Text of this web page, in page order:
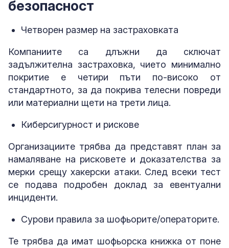
безопасност
Четворен размер на застраховката
Компаниите са длъжни да сключат
задължителна застраховка, чието минимално
покритие е четири пъти по-високо от
стандартното, за да покрива телесни повреди
или материални щети на трети лица.
Киберсигурност и рискове
Организациите трябва да представят план за
намаляване на рисковете и доказателства за
мерки срещу хакерски атаки. След всеки тест
се подава подробен доклад за евентуални
инциденти.
Сурови правила за шофьорите/операторите.
Те трябва да имат шофьорска книжка от поне